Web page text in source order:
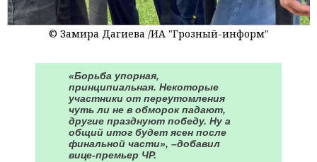
© Замира Дагиева /ИА "Грозный-информ"
«Борьба упорная,
принципиальная. Некоторые
участники от переутомления
чуть ли не в обморок падают,
другие празднуют победу. Ну а
общий итог будет ясен после
финальной части», –добавил
вице-премьер ЧР.